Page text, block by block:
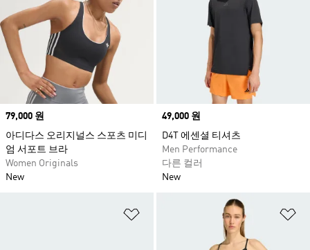
Price
79,000 원
아디다스 오리지널스 스포츠 미디
엄 서포트 브라
Women Originals
New
Price
49,000 원
D4T 에센셜 티셔츠
Men Performance
다른 컬러
New
위시리스트 담기